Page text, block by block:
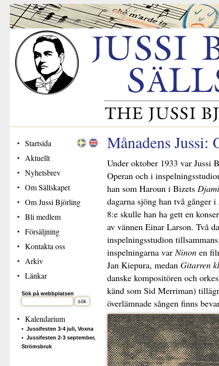
Startsida
Aktuellt
Nyhetsbrev
Om Sällskapet
Om Jussi Björling
Bli medlem
Försäljning
Kontakta oss
Arkiv
Länkar
Sök på webbplatsen
Kalendarium
Jussifesten 3-4 juli, Voxna
Jussifesten 2-3 september,
Strömsbruk
Månadens Jussi:
Under oktober 1933 var Jussi
Operan och i
han som Haroun i Bizets
dagarna sjöng han två gånger i
8:e skulle han ha gett en
av vännen Einar Larson. Två
inspelningsstudion
inspelningarna varNinonen
Jan Kiepura, medan Gitarren
danske kompositören och
känd som Sid Merriman)
överlämnade sången finns